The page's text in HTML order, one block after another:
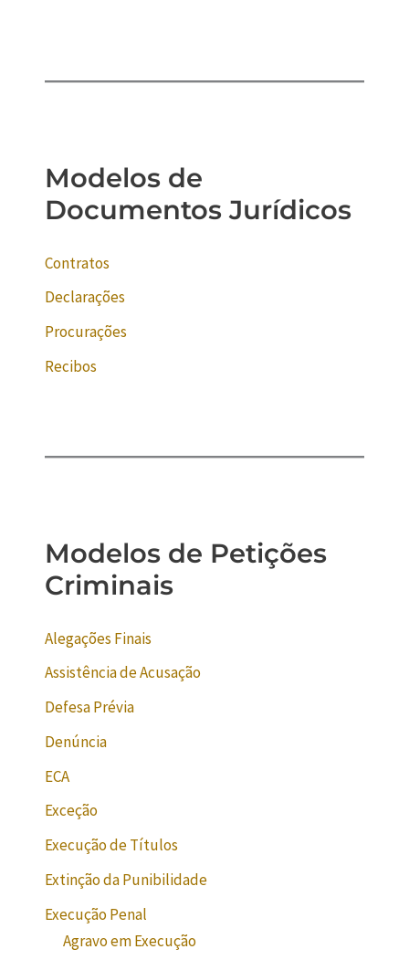
Modelos de
Documentos Jurídicos
Contratos
Declarações
Procurações
Recibos
Modelos de Petições
Criminais
Alegações Finais
Assistência de Acusação
Defesa Prévia
Denúncia
ECA
Exceção
Execução de Títulos
Extinção da Punibilidade
Execução Penal
Agravo em Execução